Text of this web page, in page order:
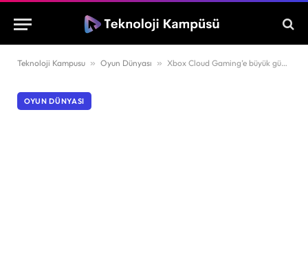
Teknoloji Kampusu » Oyun Dünyası » Xbox Cloud Gaming’e büyük güncelleme geldi!
OYUN DÜNYASI